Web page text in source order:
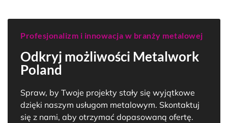
Profesjonalizm i innowacja w branży metalowej
Odkryj możliwości Metalwork
Poland
Spraw, by Twoje projekty stały się wyjątkowe
dzięki naszym usługom metalowym. Skontaktuj
się z nami, aby otrzymać dopasowaną ofertę.